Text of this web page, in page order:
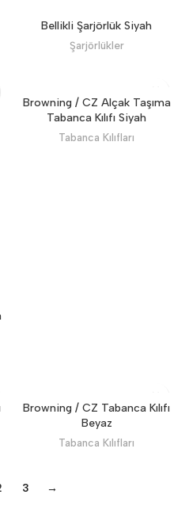
Bellikli Şarjörlük Siyah
Şarjörlükler
Browning / CZ Alçak Taşıma
Tabanca Kılıfı Siyah
Tabanca Kılıfları
Browning / CZ Tabanca Kılıfı
Beyaz
Tabanca Kılıfları
3 →